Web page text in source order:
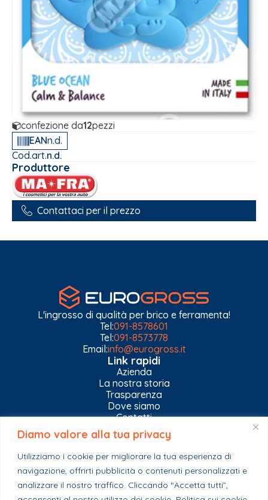
Diamo valore alla tua privacy
Utilizziamo i cookie per migliorare la tua esperienza di
navigazione, offrirti pubblicità o contenuti personalizzati e
analizzare il nostro traffico. Cliccando “Accetta tutti”,
confezione da12pezzi
EANn.d.
Cod.art.n.d.
Produttore
Contattaci per il prezzo
L'ingrosso di qualità per brico e ferramenta!
Tel:091-8578601
Tel:091-8573778
Email:info@eurogross.it
Link rapidi
Azienda
La nostra storia
Trasparenza
Dove siamo
Contatti
Privacy Policy
Gestisci impostazioni Cookies
Esplora il catalogo
Casa
Ferramenta & Co.
Giardino e agricoltura